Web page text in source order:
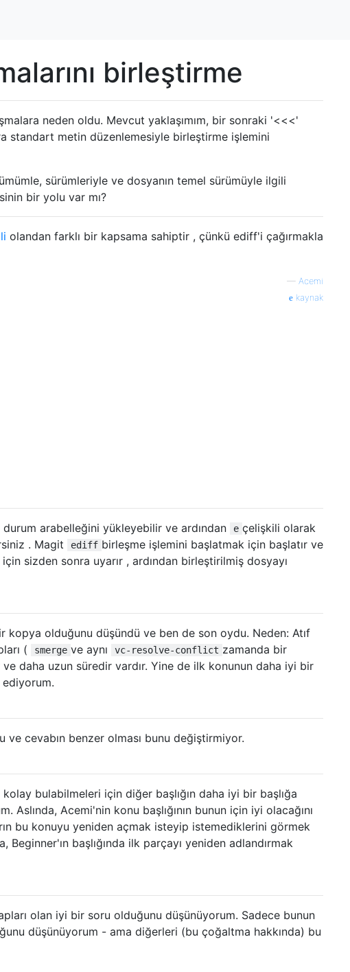
birleştirme
neden oldu. Mevcut yaklaşımım, bir sonraki '<<<'
standart metin düzenlemesiyle birleştirme işlemini
sürümleriyle ve dosyanın temel sürümüyle ilgili
bir yolu var mı?
olandan farklı bir kapsama sahiptir , çünkü ediff'i çağırmakla
— Acemi
kaynak
durum arabelleğini yükleyebilir ve ardından e çelişkili olarak
. Magit
ediff birleşme işlemini başlatmak için başlatır ve
sizden sonra uyarır , ardından birleştirilmiş dosyayı
kopya olduğunu düşündü ve ben de son oydu. Neden: Atıf
(
smerge ve aynı vc-resolve-conflict zamanda bir
daha uzun süredir vardır. Yine de ilk konunun daha iyi bir
ve cevabın benzer olması bunu değiştirmiyor.
kolay bulabilmeleri için diğer başlığın daha iyi bir başlığa
Aslında, Acemi'nin konu başlığının bunun için iyi olacağını
bu konuyu yeniden açmak isteyip istemediklerini görmek
başlığında ilk parçayı yeniden adlandırmak
olan iyi bir soru olduğunu düşünüyorum. Sadece bunun
düşünüyorum - ama diğerleri (bu çoğaltma hakkında) bu